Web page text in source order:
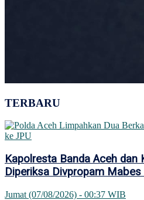
TERBARU
Kapolresta Banda Aceh dan
Diperiksa Divpropam Mabes
Jumat (07/08/2026) - 00:37 WIB